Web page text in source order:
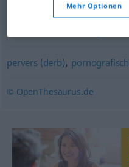
, dreckig
pervers (derb), pornografisch
© OpenThesaurus.de
Mehr Optionen